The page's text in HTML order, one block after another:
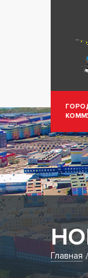
Главная